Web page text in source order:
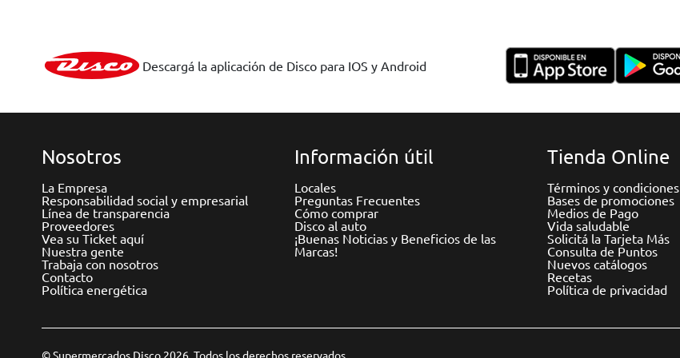
Descargá la aplicación de Disco para IOS y Android
Nosotros
La Empresa
Responsabilidad social y empresarial
Línea de transparencia
Proveedores
Vea su Ticket aquí
Nuestra gente
Trabaja con nosotros
Contacto
Política energética
Información útil
Locales
Preguntas Frecuentes
Cómo comprar
Disco al auto
¡Buenas Noticias y Beneficios de las
Marcas!
Tienda Online
Términos y condiciones
Bases de promociones
Medios de Pago
Vida saludable
Solicitá la Tarjeta Más
Consulta de Puntos
Nuevos catálogos
Recetas
Política de privacidad
© Supermercados Disco 2026. Todos los derechos reservados